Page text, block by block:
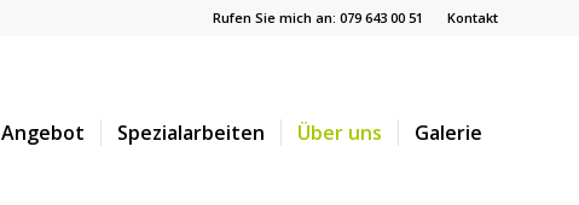
Kontakt
Rufen Sie mich an: 079 643 00 51
Angebot Spezialarbeiten Über uns Galerie